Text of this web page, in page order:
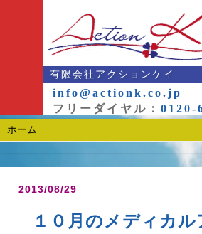
有限会社アクションケイ
info@actionk.co.jp
フリーダイヤル： 0120-
2013/08/29
１０月のメディカ